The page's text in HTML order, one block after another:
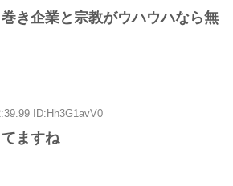
き企業と宗教がウハウハなら無
ID:Hh3G1avV0
ますね